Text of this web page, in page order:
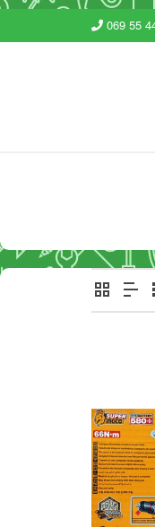
069 55